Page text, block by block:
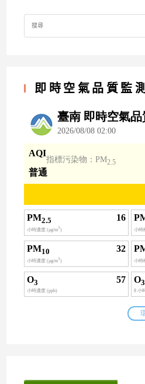
Search
for:
即時空氣品質監測